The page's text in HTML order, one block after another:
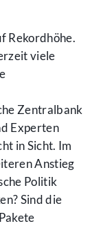
Rekordhöhe.
viele
Zentralbank
Experten
in Sicht. Im
Anstieg
Politik
Sind die